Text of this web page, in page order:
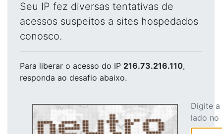
Seu IP fez diversas tentativas de
acessos suspeitos a sites hospedados
conosco.
Para liberar o acesso do IP 216.73.216.110,
responda ao desafio abaixo.
Digite
lado no